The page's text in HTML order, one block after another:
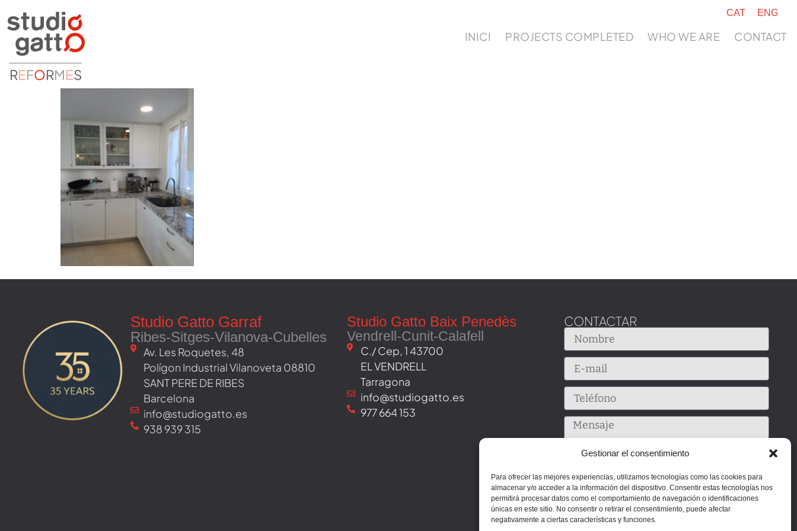
Gestionar el consentimiento
Para ofrecer las mejores experiencias, utilizamos tecnologías como las cookies para
almacenar y/o acceder a la información del dispositivo. Consentir estas tecnologías nos
permitirá procesar datos como el comportamiento de navegación o identificaciones
únicas en este sitio. No consentir o retirar el consentimiento, puede afectar
negativamente a ciertas características y funciones.
REFORMES
CAT ENG
INICI PROJECTS COMPLETED WHO WE ARE CONTACT
Studio Gatto Garraf
Ribes-Sitges-Vilanova-Cubelles
Av. Les Roquetes, 48 ​
Polígon Industrial Vilanoveta 08810
SANT PERE DE RIBES
Barcelona
info@studiogatto.es
938 939 315
Studio Gatto Baix Penedès
Vendrell-Cunit-Calafell
C./ Cep, 1 43700
EL VENDRELL
Tarragona
info@studiogatto.es
977 664 153
CONTACTAR